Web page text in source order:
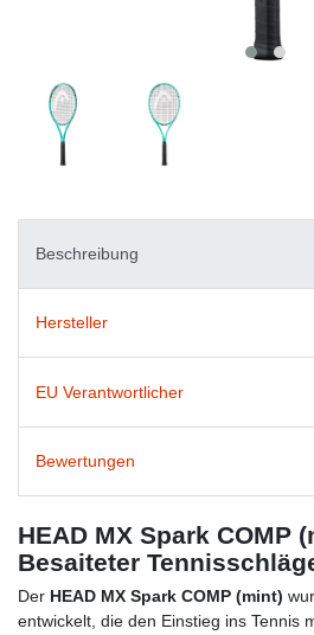
Beschreibung
Hersteller
EU Verantwortlicher
Bewertungen
HEAD MX Spark COMP
Besaiteter
Der HEAD MX Spark COMP (mint)
entwickelt, die den Einstieg ins Tennis